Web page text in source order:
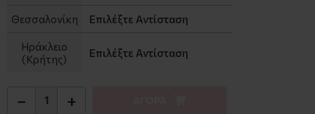
Θεσσαλονίκη Επιλέξτε Αντίσταση
Ηράκλειο
(Κρήτης)
Επιλέξτε Αντίσταση
− +